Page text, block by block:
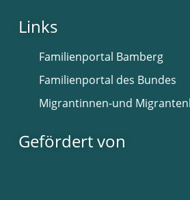
Links
Familienportal Bamberg
Familienportal des Bundes
Migrantinnen-und
Gefördert von